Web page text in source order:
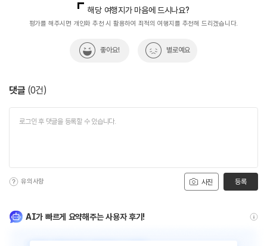
해당 여행지가 마음에 드시나요?
평가를 해주시면 개인화 추천 시 활용하여 최적의 여행지를 추천해 드리겠습니다.
좋아요! 별로예요
댓글 (0건)
사진
유의사항 등록
AI가 빠르게 요약해주는 사용자 후기!